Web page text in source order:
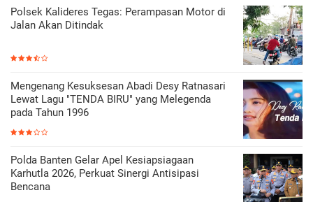
Polsek Kalideres Tegas: Perampasan Motor di
Jalan Akan Ditindak
Mengenang Kesuksesan Abadi Desy Ratnasari
Lewat Lagu "TENDA BIRU" yang Melegenda
pada Tahun 1996
Polda Banten Gelar Apel Kesiapsiagaan
Karhutla 2026, Perkuat Sinergi Antisipasi
Bencana